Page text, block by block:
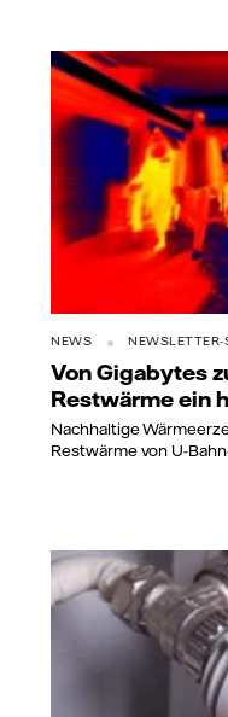
NEWS NEWSLETTER-
Von Gigabytes
Restwärme ein
Nachhaltige
Restwärme von U-